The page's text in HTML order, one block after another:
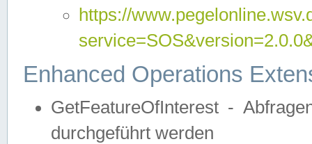
https://
Enhanced Operations
GetFeatureOfInterest -
durchgeführt werden